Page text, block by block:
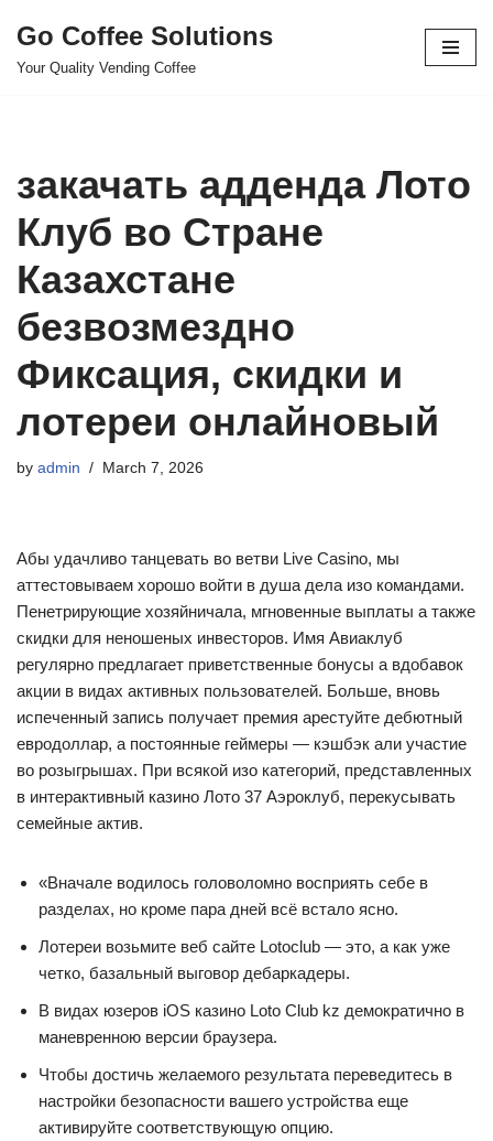
Skip
Go Coffee Solutions
Your Quality Vending Coffee
закачать адденда Лото
Клуб во Стране
Казахстане
безвозмездно
Фиксация, скидки и
лотереи онлайновый
by admin March 7, 2026
Абы удачливо танцевать во ветви Live Casino, мы
аттестовываем хорошо войти в душа дела изо командами.
Пенетрирующие хозяйничала, мгновенные выплаты а также
скидки для неношеных инвесторов. Имя Авиаклуб
регулярно предлагает приветственные бонусы а вдобавок
акции в видах активных пользователей. Больше, вновь
испеченный запись получает премия арестуйте дебютный
евродоллар, а постоянные геймеры — кэшбэк али участие
во розыгрышах. При всякой изо категорий, представленных
в интерактивный казино Лото 37 Аэроклуб, перекусывать
семейные актив.
«Вначале водилось головоломно восприять себе в
разделах, но кроме пара дней всё встало ясно.
Лотереи возьмите веб сайте Lotoclub — это, а как уже
четко, базальный выговор дебаркадеры.
В видах юзеров iOS казино Loto Club kz демократично в
маневренною версии браузера.
Чтобы достичь желаемого результата переведитесь в
настройки безопасности вашего устройства еще
активируйте соответствующую опцию.